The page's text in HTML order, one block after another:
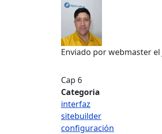
Enviado porwebmaster el
Cap 6
Categoria
interfaz
sitebuilder
configuración